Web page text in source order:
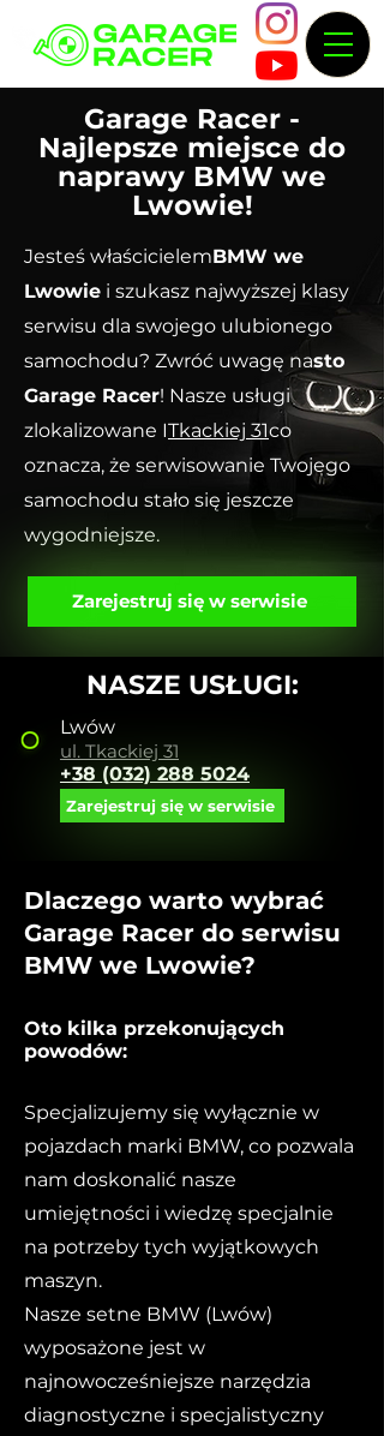
Garage Racer -
Najlepsze miejsce do
naprawy BMW we
Lwowie!
Jesteś właścicielemBMW we
Lwowie i szukasz najwyższej klasy
serwisu dla swojego ulubionego
samochodu? Zwróć uwagę nasto
Garage Racer! Nasze usługi
zlokalizowane ITkackiej 31co
oznacza, że serwisowanie Twojego
samochodu stało się jeszcze
wygodniejsze.
Zarejestruj się w serwisie
NASZE USŁUGI:
Lwów
ul. Tkackiej 31
+38 (032) 288 5024
Zarejestruj się w serwisie
Dlaczego warto wybrać
Garage Racer do serwisu
BMW we Lwowie?
Oto kilka przekonujących
powodów:
Specjalizujemy się wyłącznie w
pojazdach marki BMW, co pozwala
nam doskonalić nasze
umiejętności i wiedzę specjalnie
na potrzeby tych wyjątkowych
maszyn.
Nasze setne BMW (Lwów)
wyposażone jest w
najnowocześniejsze narzędzia
diagnostyczne i specjalistyczny